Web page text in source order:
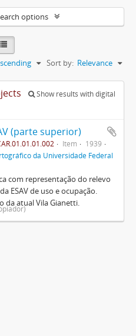
options
Sort by: Relevance
Show results with digital
(parte superior)
Item
1939
da Universidade Federal
com representação do relevo
ESAV de uso e ocupação.
da atual Vila Gianetti.